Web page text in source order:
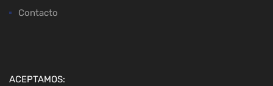
Contacto
ACEPTAMOS: